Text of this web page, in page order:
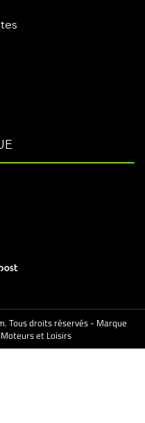
Tous droits réservés - Marque
et Loisirs